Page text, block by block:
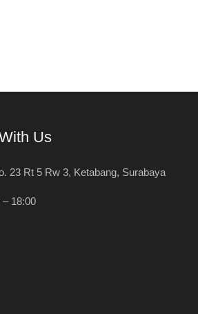
Us
23 Rt 5 Rw 3, Ketabang, Surabaya
– 18:00